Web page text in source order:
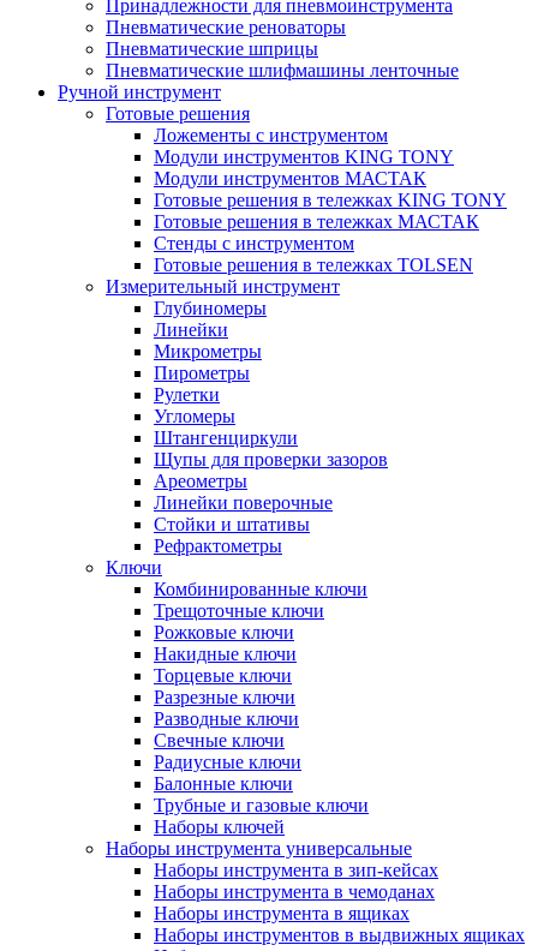
Принадлежности для пневмоинструмента
Пневматические реноваторы
Пневматические шприцы
Пневматические шлифмашины ленточные
Ручной инструмент
Готовые решения
Ложементы с инструментом
Модули инструментов KING TONY
Модули инструментов МАСТАК
Готовые решения в тележках KING TONY
Готовые решения в тележках МАСТАК
Стенды с инструментом
Готовые решения в тележках TOLSEN
Измерительный инструмент
Глубиномеры
Линейки
Микрометры
Пирометры
Рулетки
Угломеры
Штангенциркули
Щупы для проверки зазоров
Ареометры
Линейки поверочные
Стойки и штативы
Рефрактометры
Ключи
Комбинированные ключи
Трещоточные ключи
Рожковые ключи
Накидные ключи
Торцевые ключи
Разрезные ключи
Разводные ключи
Свечные ключи
Радиусные ключи
Балонные ключи
Трубные и газовые ключи
Наборы ключей
Наборы инструмента универсальные
Наборы инструмента в зип-кейсах
Наборы инструмента в чемоданах
Наборы инструмента в ящиках
Наборы инструментов в выдвижных ящиках